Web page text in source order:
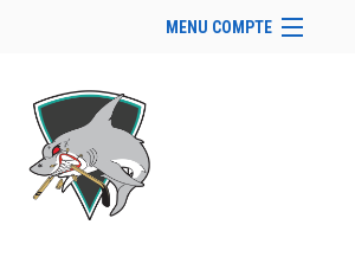
MENU COMPTE
Site Web du club
Facebook
Se connecter
Panier (vide